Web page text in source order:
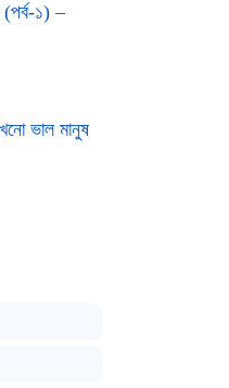
(পর্ব-১) –
ভাল মানুষ